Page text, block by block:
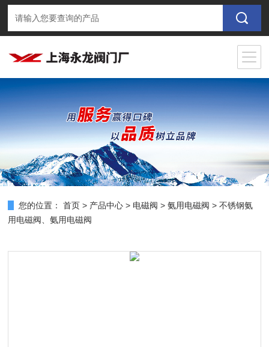
您的位置： 首页 > 产品中心 > 电磁阀 >氨用电磁阀 > 不锈钢氨
用电磁阀、氨用电磁阀